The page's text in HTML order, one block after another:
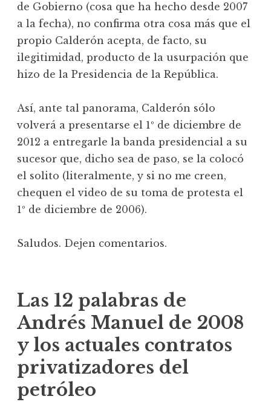
de Gobierno (cosa que ha hecho desde 2007
a la fecha), no confirma otra cosa más que el
propio Calderón acepta, de facto, su
ilegitimidad, producto de la usurpación que
hizo de la Presidencia de la República.
Así, ante tal panorama, Calderón sólo
volverá a presentarse el 1º de diciembre de
2012 a entregarle la banda presidencial a su
sucesor que, dicho sea de paso, se la colocó
el solito (literalmente, y si no me creen,
chequen el video de su toma de protesta el
1º de diciembre de 2006).
Saludos. Dejen comentarios.
Las 12 palabras de
Andrés Manuel de 2008
y los actuales contratos
privatizadores del
petróleo